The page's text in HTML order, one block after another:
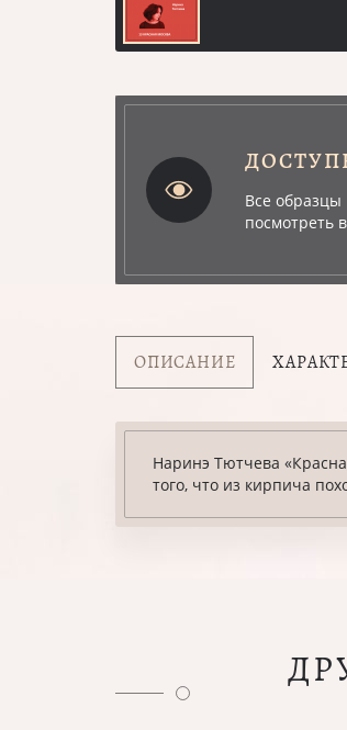
Все
посмотреть
ОПИСАНИЕ
Наринэ Тютчева
того, что из кирпича